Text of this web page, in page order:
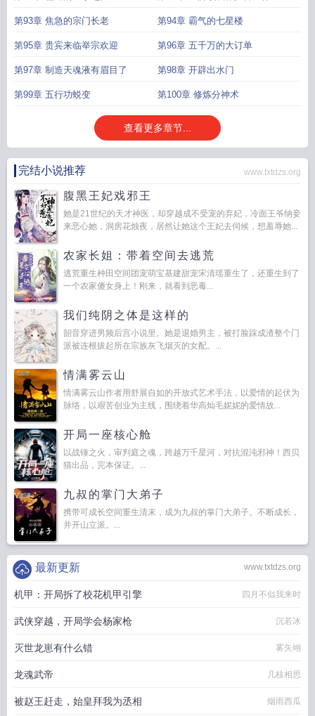
第93章 焦急的宗门长老 第94章 霸气的七星楼
第95章 贵宾来临举宗欢迎 第96章 五千万的大订单
第97章 制造天魂液有眉目了 第98章 开辟出水门
第99章 五行功蜕变 第100章 修炼分神术
查看更多章节...
完结小说推荐 www.txtdzs.org
腹黑王妃戏邪王
她是21世纪的天才神医，却穿越成不受宠的弃妃，冷面王爷纳妾
来恶心她，洞房花烛夜，居然让她这个王妃去伺候，想羞辱她...
农家长姐：带着空间去逃荒
逃荒重生种田空间团宠萌宝基建甜宠宋清瑶重生了，还重生到了
一个农家傻女身上！刚来，就看到恶毒...
我们纯阴之体是这样的
韶音穿进男频后宫小说里。她是退婚男主，被打脸踩成渣整个门
派被连根拔起所在宗族灰飞烟灭的女配。...
情满雾云山
情满雾云山作者用舒展自如的开放式艺术手法，以爱情的起伏为
脉络，以艰苦创业为主线，围绕着华高灿毛妮妮的爱情故...
开局一座核心舱
以战锤之火，审判庭之魂，跨越万千星河，对抗混沌邪神！西贝
猫出品，完本保证。...
九叔的掌门大弟子
携带可成长空间重生清末，成为九叔的掌门大弟子。不断成长，
并开山立派。...
www.txtdzs.org
最新更新
机甲：开局拆了校花机甲引擎 四月不似我来时
武侠穿越，开局学会杨家枪 沉若冰
灭世龙崽有什么错 雾矢翊
龙魂武帝 几枝相思
被赵王赶走，始皇拜我为丞相 烟雨西瓜